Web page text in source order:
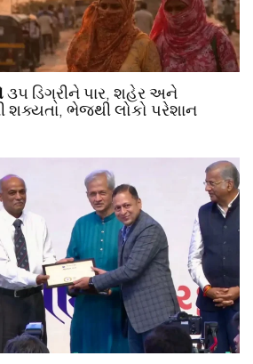
૩૫ ડિગ્રીને પાર, શહેર અને
શક્યતા, ભેજથી લોકો પરેશાન